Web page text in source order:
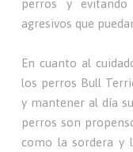
perros y
agresivos que
En cuanto al
los perros Bull
y mantener al día
perros son
como la sordera y